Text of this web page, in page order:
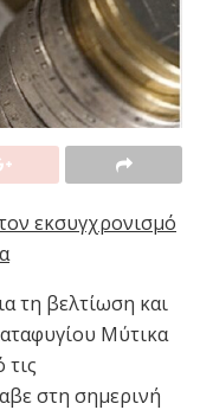
εκσυγχρονισμό
τη βελτίωση και
Μύτικα
στη σημερινή